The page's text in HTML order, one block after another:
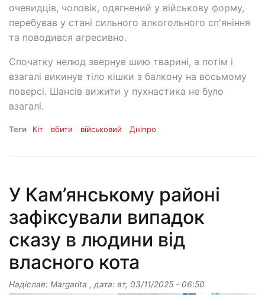
очевидців, чоловік, одягнений у військову форму,
перебував у стані сильного алкогольного сп'яніння
та поводився агресивно.
Спочатку нелюд звернув шию тварині, а потім і
взагалі викинув тіло кішки з балкону на восьмому
поверсі. Шансів вижити у пухнастика не було
взагалі.
Теги Кіт вбити військовий Дніпро
У Кам’янському районі
зафіксували випадок
сказу в людини від
власного кота
Надіслав: Margarita , дата: вт, 03/11/2025 - 06:50